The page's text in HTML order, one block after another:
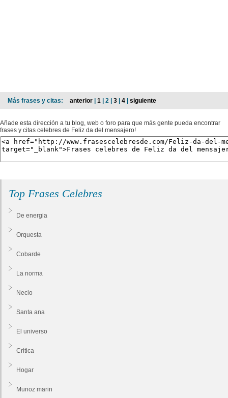
Más frases y citas: anterior | 1 | 2 | 3 | 4 | siguiente
Añade esta dirección a tu blog, web o foro para que más gente pueda encontrar
frases y citas celebres de Feliz da del mensajero!
Top Frases Celebres
De energia
Orquesta
Cobarde
La norma
Necio
Santa ana
El universo
Critica
Hogar
Munoz marin